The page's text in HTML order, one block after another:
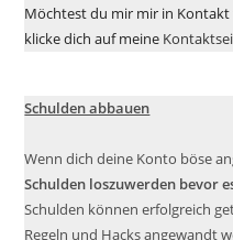
Möchtest du mir mir in Kontakt
klicke dich auf meine
Schulden abbauen
Wenn dich deine Konto böse
Schulden loszuwerden bevor
Schulden können erfolgreich
Regeln und Hacks angewandt